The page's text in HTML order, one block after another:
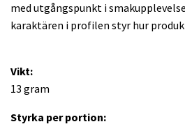
med utgångspunkt i
karaktären i profilen styr hur
Vikt:
13 gram
Styrka per portion: